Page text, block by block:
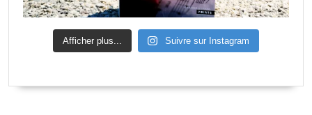
Afficher plus... Suivre sur Instagram